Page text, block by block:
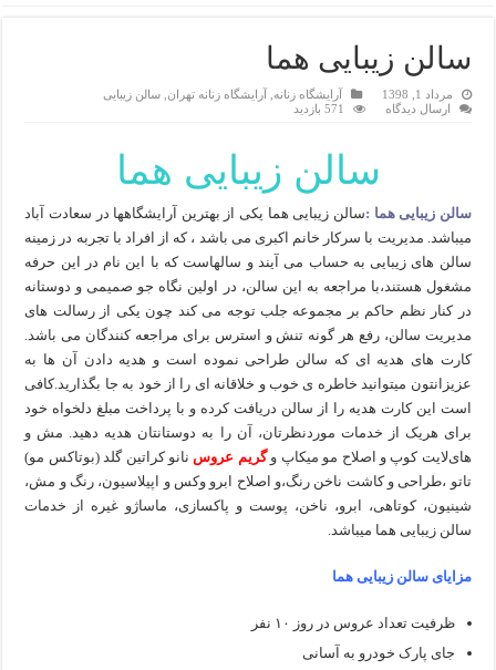
سالن زیبایی هما
مرداد 1, 1398 آرایشگاه زنانه ,آرایشگاه زنانه تهران ,سالن زیبایی
ارسال دیدگاه
571 بازدید
سالن زیبایی هما
سالن زیبایی هما :سالن زیبایی هما یکی از بهترین آرایشگاهها در سعادت آباد
میباشد. مدیریت با سرکار خانم اکبری می باشد ، که از افراد با تجربه در زمینه
سالن های زیبایی به حساب می آیند و سالهاست که با این نام در این حرفه
مشغول هستند،با مراجعه به این سالن، در اولین نگاه جو صمیمی و دوستانه
در کنار نظم حاکم بر مجموعه جلب توجه می کند چون یکی از رسالت های
مدیریت سالن، رفع هر گونه تنش و استرس برای مراجعه کنندگان می باشد.
کارت های هدیه ای که سالن طراحی نموده است و هدیه دادن آن ها به
عزیزانتون میتوانید خاطره ی خوب و خلاقانه ای را از خود به جا بگذارید.کافی
است این کارت هدیه را از سالن دریافت کرده و با پرداخت مبلغ دلخواه خود
برای هریک از خدمات موردنظرتان، آن را به دوستانتان هدیه دهید. مش و
های‌لایت کوپ و اصلاح مو میکاپ و گریم عروس نانو کراتین گلد (بوتاکس مو)
تاتو ،طراحی و کاشت ناخن رنگ،و اصلاح ابرو وکس و اپیلاسیون، رنگ و مش،
شینیون، کوتاهی، ابرو، ناخن، پوست و پاکسازی، ماساژو غیره از خدمات
سالن زیبایی هما میباشد.
مزایای سالن زیبایی هما
ظرفیت تعداد عروس در روز ۱۰ نفر
جای پارک خودرو به آسانی